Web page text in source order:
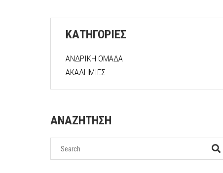
ΚΑΤΗΓΟΡΙΕΣ
ΑΝΔΡΙΚΗ ΟΜΑΔΑ
ΑΚΑΔΗΜΙΕΣ
ΑΝΑΖΗΤΗΣΗ